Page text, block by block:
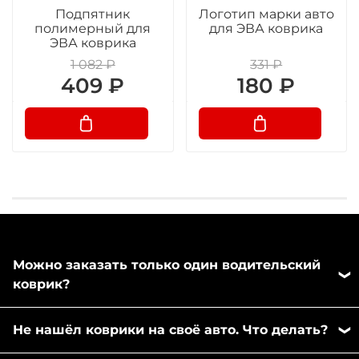
Подпятник
полимерный для
ЭВА коврика
1 082 ₽
409 ₽
Логотип марки авто
для ЭВА коврика
331 ₽
180 ₽
Можно заказать только один водительский
коврик?
комплекта. Напишите пожалуйста в любой
удобный вам мессенджер: MAX или Телеграм,
Не нашёл коврики на своё авто. Что делать?